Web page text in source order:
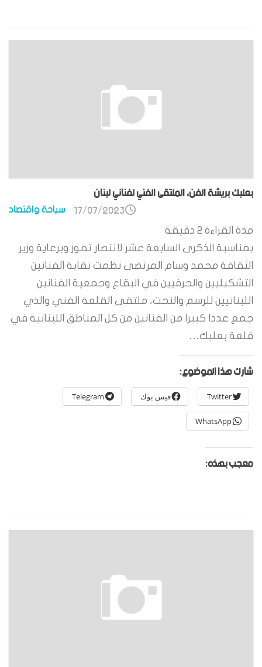
بعلبك بريشة الفن، الملتقى الفني لفناني لبنان
سياحة واقتصاد 17/07/2023
مدة القراءة 2 دقيقة
بمناسبة الذكرى السابعة عشر لانتصار تموز وبرعاية وزير
الثقافة محمد وسام المرتضى نظمت نقابة الفنانين
التشكيليين والحرفيين في البقاع وجمعية الفنانين
اللبنانيين للرسم والنحت، ملتقى القلعة الفني والذي
جمع عددا كبيرا من الفنانين من كل المناطق اللبنانية في
قلعة بعلبك…
شارك هذا الموضوع:
Twitter فيس بوك Telegram
WhatsApp
معجب بهذه: